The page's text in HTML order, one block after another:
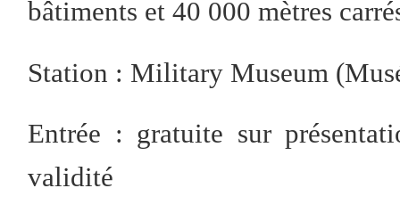
bâtiments et 40 000 mètres
Station : Military Museum
Entrée : gratuite sur
validité